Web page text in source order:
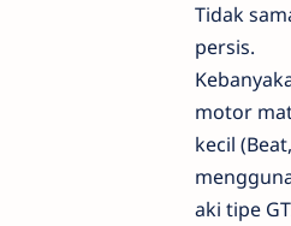
Tidak
persis.
motor
kecil
aki tipe